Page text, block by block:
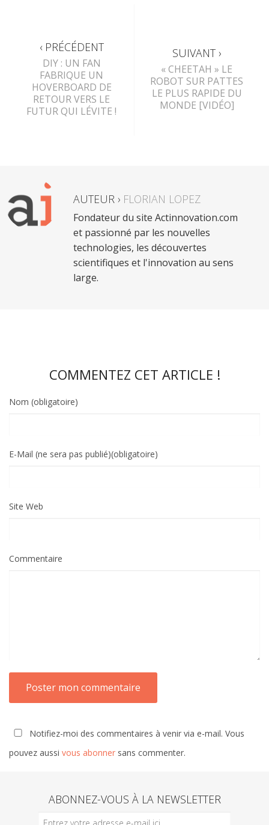
‹ PRÉCÉDENT
DIY : UN FAN
FABRIQUE UN
HOVERBOARD DE
RETOUR VERS LE
FUTUR QUI LÉVITE !
SUIVANT ›
« CHEETAH » LE
ROBOT SUR PATTES
LE PLUS RAPIDE DU
MONDE [VIDÉO]
AUTEUR › FLORIAN LOPEZ
Fondateur du site Actinnovation.com
et passionné par les nouvelles
technologies, les découvertes
scientifiques et l'innovation au sens
large.
COMMENTEZ CET ARTICLE !
Nom (obligatoire)
E-Mail (ne sera pas publié)(obligatoire)
Site Web
Commentaire
Notifiez-moi des commentaires à venir via e-mail. Vous
pouvez aussi vous abonner sans commenter.
ABONNEZ-VOUS À LA NEWSLETTER